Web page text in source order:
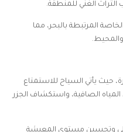
الغني للمنطقة.
المرتبطة بالبحر، مما
حيث يأتي السياح للاستمتاع
الصافية، واستكشاف الجزر